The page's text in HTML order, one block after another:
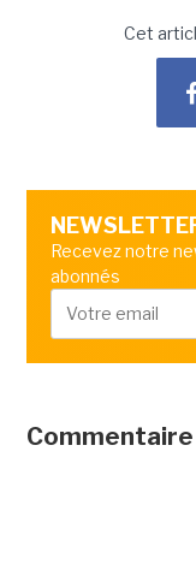
Cet
Recevez notre
abonnés
Commentaire